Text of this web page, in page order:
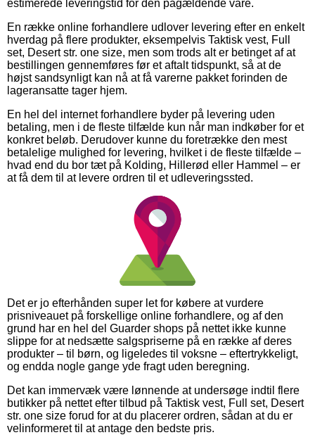
estimerede leveringstid for den pågældende vare.
En række online forhandlere udlover levering efter en enkelt
hverdag på flere produkter, eksempelvis Taktisk vest, Full
set, Desert str. one size, men som trods alt er betinget af at
bestillingen gennemføres før et aftalt tidspunkt, så at de
højst sandsynligt kan nå at få varerne pakket forinden de
lageransatte tager hjem.
En hel del internet forhandlere byder på levering uden
betaling, men i de fleste tilfælde kun når man indkøber for et
konkret beløb. Derudover kunne du foretrække den mest
betalelige mulighed for levering, hvilket i de fleste tilfælde –
hvad end du bor tæt på Kolding, Hillerød eller Hammel – er
at få dem til at levere ordren til et udleveringssted.
Det er jo efterhånden super let for købere at vurdere
prisniveauet på forskellige online forhandlere, og af den
grund har en hel del Guarder shops på nettet ikke kunne
slippe for at nedsætte salgspriserne på en række af deres
produkter – til børn, og ligeledes til voksne – eftertrykkeligt,
og endda nogle gange yde fragt uden beregning.
Det kan immervæk være lønnende at undersøge indtil flere
butikker på nettet efter tilbud på Taktisk vest, Full set, Desert
str. one size forud for at du placerer ordren, sådan at du er
velinformeret til at antage den bedste pris.